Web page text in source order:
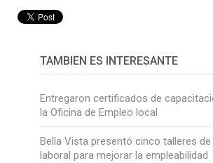
TAMBIÉN ES INTERESANTE
Entregaron certificados de
la Oficina de Empleo local
Bella Vista presentó cinco talleres
laboral para mejorar la empleabilidad